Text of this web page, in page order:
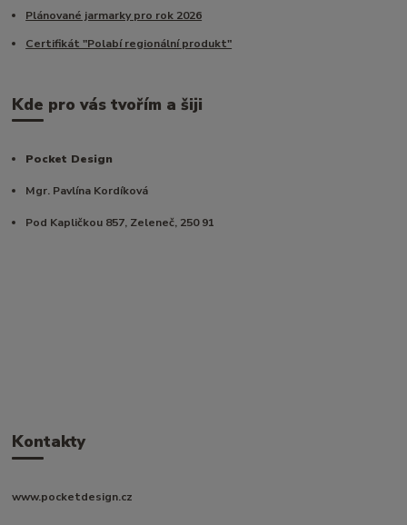
Plánované jarmarky pro rok 2026
Certifikát "Polabí regionální produkt"
Kde pro vás tvořím a šiji
Pocket Design
Mgr. Pavlína Kordíková
Pod Kapličkou 857, Zeleneč, 250 91
Kontakty
www.pocketdesign.cz